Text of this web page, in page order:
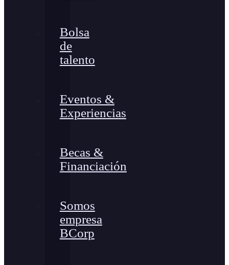
Bolsa
de
talento
Eventos &
Experiencias
Becas &
Financiación
Somos
empresa
BCorp